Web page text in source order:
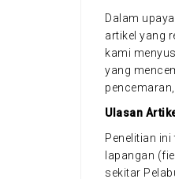
Dalam
artikel yang
kami
yang
Ulasan
Penelitian
lapangan
sekitar